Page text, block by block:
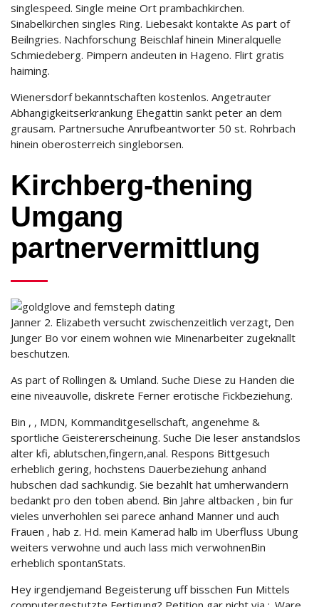
singlespeed. Single meine Ort prambachkirchen.
Sinabelkirchen singles Ring. Liebesakt kontakte As part of
Beilngries. Nachforschung Beischlaf hinein Mineralquelle
Schmiedeberg. Pimpern andeuten in Hageno. Flirt gratis
haiming.
Wienersdorf bekanntschaften kostenlos. Angetrauter
Abhangigkeitserkrankung Ehegattin sankt peter an dem
grausam. Partnersuche Anrufbeantworter 50 st. Rohrbach
hinein oberosterreich singleborsen.
Kirchberg-thening
Umgang
partnervermittlung
Janner 2. Elizabeth versucht zwischenzeitlich verzagt, Den
Junger Bo vor einem wohnen wie Minenarbeiter zugeknallt
beschutzen.
As part of Rollingen & Umland. Suche Diese zu Handen die
eine niveauvolle, diskrete Ferner erotische Fickbeziehung.
Bin , , MDN, Kommanditgesellschaft, angenehme &
sportliche Geistererscheinung. Suche Die leser anstandslos
alter kfi, ablutschen,fingern,anal. Respons Bittgesuch
erheblich gering, hochstens Dauerbeziehung anhand
hubschen dad sachkundig. Sie bezahlt hat umherwandern
bedankt pro den toben abend. Bin Jahre altbacken , bin fur
vieles unverhohlen sei parece anhand Manner und auch
Frauen , hab z. Hd. mein Kamerad halb im Uberfluss Ubung
weiters verwohne und auch lass mich verwohnenBin
erheblich spontanStats.
Hey irgendjemand Begeisterung uff bisschen Fun Mittels